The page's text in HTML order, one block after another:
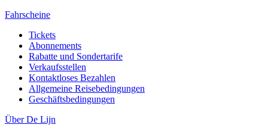
Fahrscheine
Tickets
Abonnements
Rabatte und Sondertarife
Verkaufsstellen
Kontaktloses Bezahlen
Allgemeine Reisebedingungen
Geschäftsbedingungen
Über De Lijn